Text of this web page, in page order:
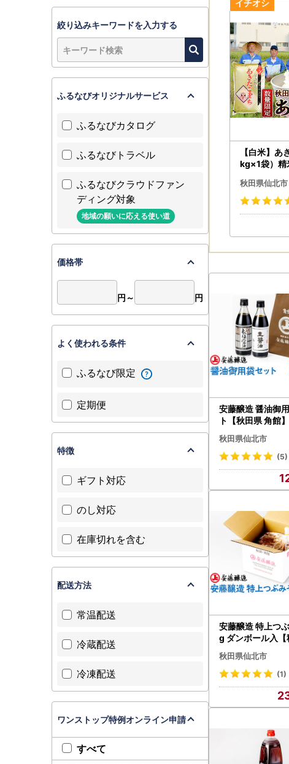
【仙北市ふる
■自治体マイ
ご寄附いただ
以下の機能が
・オンライン
・ワンストッ
・寄附金受領
※寄附後、数
ジリンク先な
【書類（再
●仙北市ふる
TEL：050-
受付時間：
休業日： 土日
※一部申し込
【お礼の品に
●仙北市ふる
TEL：050-
メール：
平日：9:00～
■お礼の品につ
・お申込みか
・配送時期目
【白米】
kg×1袋）精米 秋田県仙北
秋田県仙北市
安藤醸造 醤油御
ト【秋田県 角館】
秋田県仙北市
(5)
安藤醸造 特上つ
g ダンボール入【
秋田県仙北市
(1)
絞り込みキーワードを入力する
ふるなびオリジナルサービス
ふるなびカタログ
ふるなびトラベル
ふるなびクラウドファン
ディング対象
地域の願いに応える使い道
価格帯
円～ 円
よく使われる条件
ふるなび限定
定期便
特徴
ギフト対応
のし対応
在庫切れを含む
配送方法
常温配送
冷蔵配送
冷凍配送
ワンストップ特例オンライン申請
すべて